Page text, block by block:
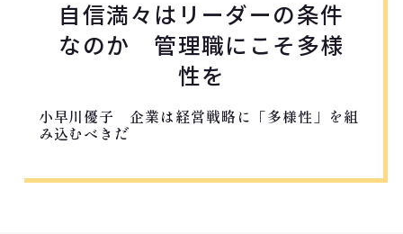
自信満々はリーダーの条件
なのか 管理職にこそ多様
性を
小早川優子 企業は経営戦略に「多様性」を組
み込むべきだ